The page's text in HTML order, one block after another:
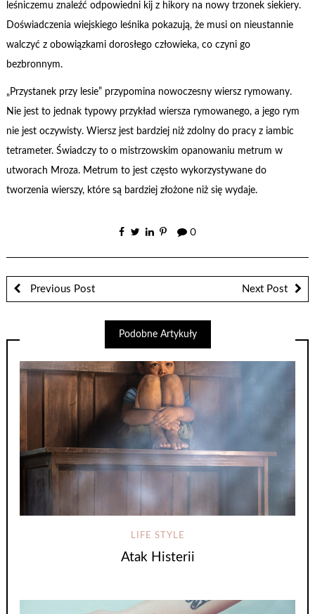
leśniczemu znaleźć odpowiedni kij z hikory na nowy trzonek siekiery.
Doświadczenia wiejskiego leśnika pokazują, że musi on nieustannie
walczyć z obowiązkami dorosłego człowieka, co czyni go
bezbronnym.
„Przystanek przy lesie” przypomina nowoczesny wiersz rymowany.
Nie jest to jednak typowy przykład wiersza rymowanego, a jego rym
nie jest oczywisty. Wiersz jest bardziej niż zdolny do pracy z iambic
tetrameter. Świadczy to o mistrzowskim opanowaniu metrum w
utworach Mroza. Metrum to jest często wykorzystywane do
tworzenia wierszy, które są bardziej złożone niż się wydaje.
0
Previous Post Next Post
Podobne Artykuły
LIFE STYLE
Atak Histerii